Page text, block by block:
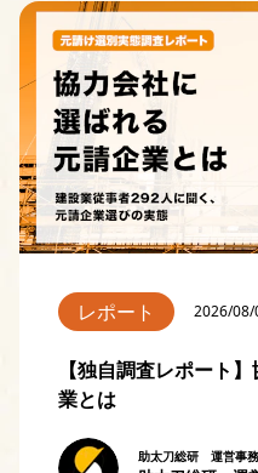
レポート 2026/08/
【独自調査レポート
業とは
助太刀総研 運営事